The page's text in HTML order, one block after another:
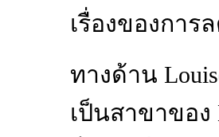
เรื่องของกา
ทางด้าน
เป็นสาขาของ